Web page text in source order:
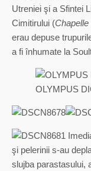
Utreniei şi a Sfintei
Cimitirului (
erau depuse
a fi înhumate la
OLYMPUS
şi pelerinii s-au
slujba parastasului,